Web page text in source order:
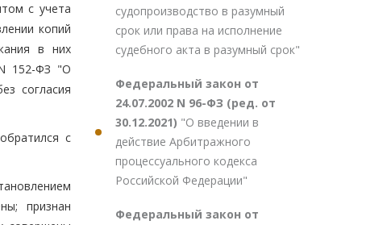
с учета
копий
в них
152-ФЗ "О
согласия
с
признан
судопроизводство в разумный
срок или права на исполнение
судебного акта в разумный срок"
Федеральный закон от
24.07.2002 N 96-ФЗ (ред. от
30.12.2021) "О введении в
действие Арбитражного
процессуального кодекса
Российской Федерации"
Федеральный закон от